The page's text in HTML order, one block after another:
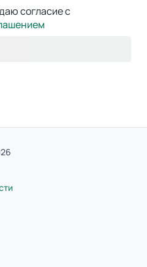
согласие с